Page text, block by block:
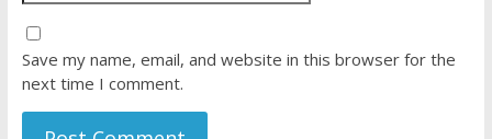
Save my name, email, and website in this browser for the
next time I comment.